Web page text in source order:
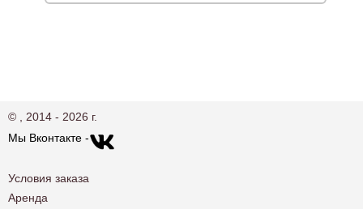
© , 2014 - 2026 г.
Мы Вконтакте -
Условия заказа
Аренда